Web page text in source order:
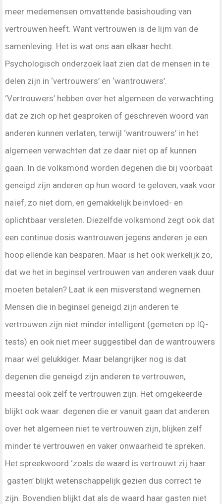
meer medemensen omvattende basishouding van
vertrouwen heeft. Want vertrouwen is de lijm van de
samenleving. Het is wat ons aan elkaar hecht.
Psychologisch onderzoek laat zien dat de mensen in te
delen zijn in ‘vertrouwers’ en ‘wantrouwers’.
‘Vertrouwers’ hebben over het algemeen de verwachting
dat ze zich op het gesproken of geschreven woord van
anderen kunnen verlaten, terwijl ‘wantrouwers’ in het
algemeen verwachten dat ze daar niet op af kunnen
gaan. In de volksmond worden degenen die bij voorbaat
geneigd zijn anderen op hun woord te geloven, vaak voor
naïef, zo niet dom, en gemakkelijk beïnvloed- en
oplichtbaar versleten. Diezelfde volksmond zegt ook dat
een continue dosis wantrouwen jegens anderen je een
hoop ellende kan besparen. Maar is het ook werkelijk zo,
dat we het in beginsel vertrouwen van anderen vaak duur
moeten betalen? Laat ik een misverstand wegnemen.
Mensen die in beginsel geneigd zijn anderen te
vertrouwen zijn niet minder intelligent (gemeten op IQ-
tests) en ook niet meer suggestibel dan de wantrouwers
maar wel gelukkiger. Maar belangrijker nog is dat
degenen die geneigd zijn anderen te vertrouwen,
meestal ook zelf te vertrouwen zijn. Het omgekeerde
blijkt ook waar: degenen die er vanuit gaan dat anderen
over het algemeen niet te vertrouwen zijn, blijken zelf
minder te vertrouwen en vaker onwaarheid te spreken.
Het spreekwoord ‘zoals de waard is vertrouwt zij haar
gasten’ blijkt wetenschappelijk gezien dus correct te
zijn. Bovendien blijkt dat als de waard haar gasten niet